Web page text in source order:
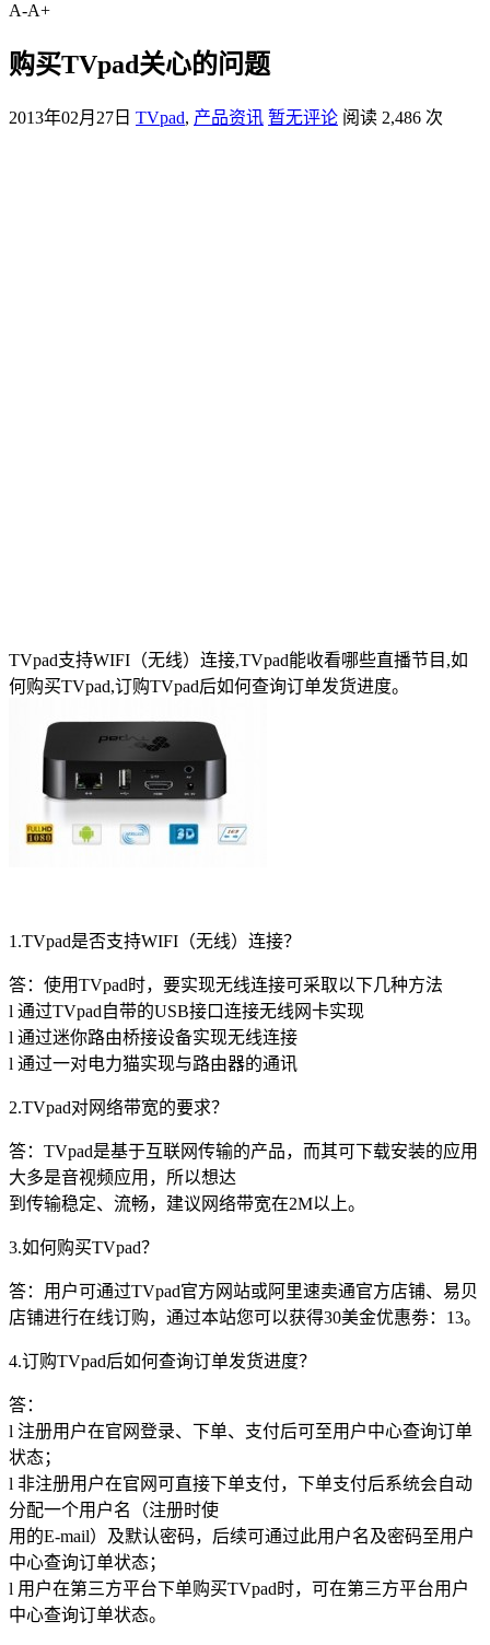
A-A+
购买TVpad关心的问题
2013年02月27日 TVpad, 产品资讯 暂无评论 阅读 2,486 次
TVpad支持WIFI（无线）连接,TVpad能收看哪些直播节目,如
何购买TVpad,订购TVpad后如何查询订单发货进度。
1.TVpad是否支持WIFI（无线）连接？
答：使用TVpad时，要实现无线连接可采取以下几种方法
l 通过TVpad自带的USB接口连接无线网卡实现
l 通过迷你路由桥接设备实现无线连接
l 通过一对电力猫实现与路由器的通讯
2.TVpad对网络带宽的要求？
答：TVpad是基于互联网传输的产品，而其可下载安装的应用
大多是音视频应用，所以想达
到传输稳定、流畅，建议网络带宽在2M以上。
3.如何购买TVpad？
答：用户可通过TVpad官方网站或阿里速卖通官方店铺、易贝
店铺进行在线订购，通过本站您可以获得30美金优惠劵：13。
4.订购TVpad后如何查询订单发货进度？
答：
l 注册用户在官网登录、下单、支付后可至用户中心查询订单
状态；
l 非注册用户在官网可直接下单支付，下单支付后系统会自动
分配一个用户名（注册时使
用的E-mail）及默认密码，后续可通过此用户名及密码至用户
中心查询订单状态；
l 用户在第三方平台下单购买TVpad时，可在第三方平台用户
中心查询订单状态。